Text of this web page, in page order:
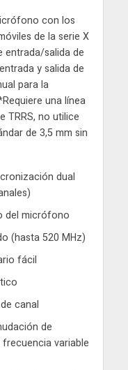
con los
de la serie X
entrada/salida de
y salida de
para la
una línea
TRRS, no utilice
de 3,5 mm sin
dual
del micrófono
(hasta 520 MHz)
fácil
canal
de
variable